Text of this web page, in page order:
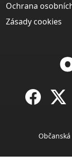
Ochrana
Zásady cookies